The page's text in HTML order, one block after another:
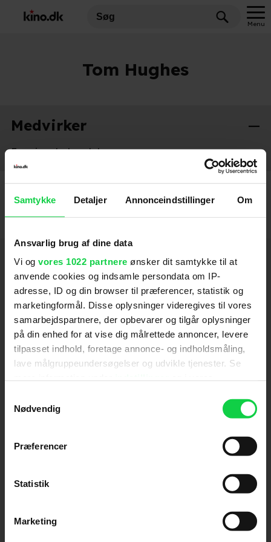
Samtykke Detaljer Annonceindstillinger Om
Ansvarlig brug af dine data
Vi og vores 1022 partnere ønsker dit samtykke til at
anvende cookies og indsamle persondata om IP-
adresse, ID og din browser til præferencer, statistik og
marketingformål. Disse oplysninger videregives til vores
samarbejdspartnere, der opbevarer og tilgår oplysninger
på din enhed for at vise dig målrettede annoncer, levere
tilpasset indhold, foretage annonce- og indholdsmåling,
lave målgruppeundersøgelser og udvikle tjenester. Se
tilbage eller ændre indstillinger fra vores
"Cookiedeklaration", eller ved at trykke på "Privacy
Indsamle præcise oplysninger om din placering,
Identificere din enhed baseret på en scanning af
dens unikke karakteristika (fingerprinting)
Nødvendig
Præferencer
Statistik
Marketing
Menu
Tom Hughes
Medvirker
En spions bekendelser 2019
Hold dig opdateret
Send
Ved tilmelding accepterer jeg samtidig
Kino.dks Markedsføringssamtykke